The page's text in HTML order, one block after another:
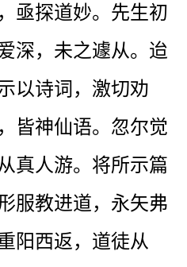
亟探道妙。先生初
深，未之遽从。迨
以诗词，激切劝
皆神仙语。忽尔觉
真人游。将所示篇
服教进道，永矢弗
阳西返，道徒从